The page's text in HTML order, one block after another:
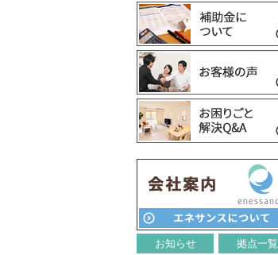
お知らせ 拠点一覧